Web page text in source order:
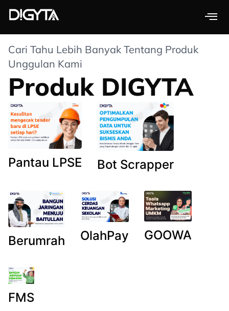
Cari Tahu Lebih Banyak Tentang Produk
Unggulan Kami
Produk DIGYTA
Pantau LPSE Bot Scrapper
Berumrah OlahPay GOOWA
FMS